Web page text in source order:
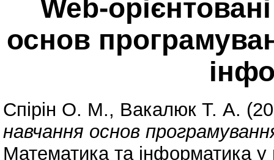
Web-
основ
Спірін О. М., Вакалюк Т. А.
навчання основ
Математика та інформатика у